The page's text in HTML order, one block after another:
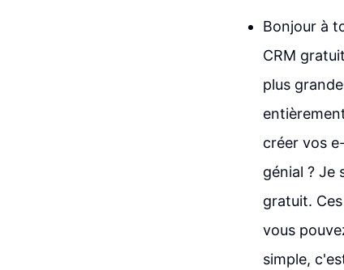
Bonjour à
CRM
plus
créer vos
génial ? Je
gratuit.
vous
simple,